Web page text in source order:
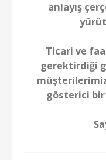
anlayış
Ticari ve
gerektirdiği
gösterici